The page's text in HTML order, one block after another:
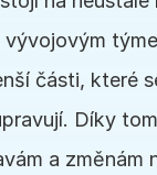
vývojovým
části, které
Díky
a změnám